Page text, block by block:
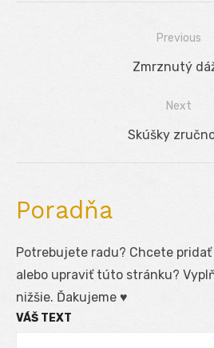
Previous
Previous
Zmrznutý
Next
Next
Skúšky
Poradňa
Potrebujete radu? Chcete
alebo upraviť túto stránku?
nižšie. Ďakujeme ♥
VÁŠ TEXT